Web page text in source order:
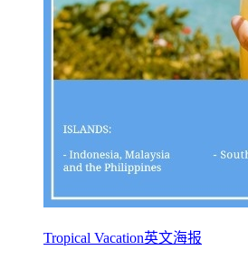
Tropical Vacation英文海报